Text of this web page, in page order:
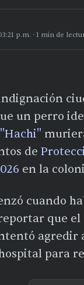
p.m. · 1 min de
un perro
"Hachi"
de
en la
cuando
que
agredir
para